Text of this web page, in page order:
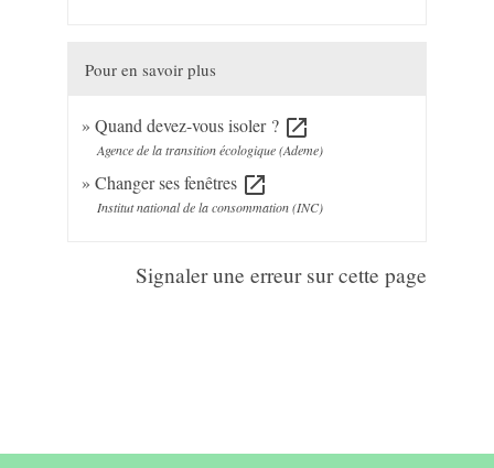
Pour en savoir plus
Quand devez-vous isoler ? open_in_new
Agence de la transition écologique (Ademe)
Changer ses fenêtres open_in_new
Institut national de la consommation (INC)
Signaler une erreur sur cette page